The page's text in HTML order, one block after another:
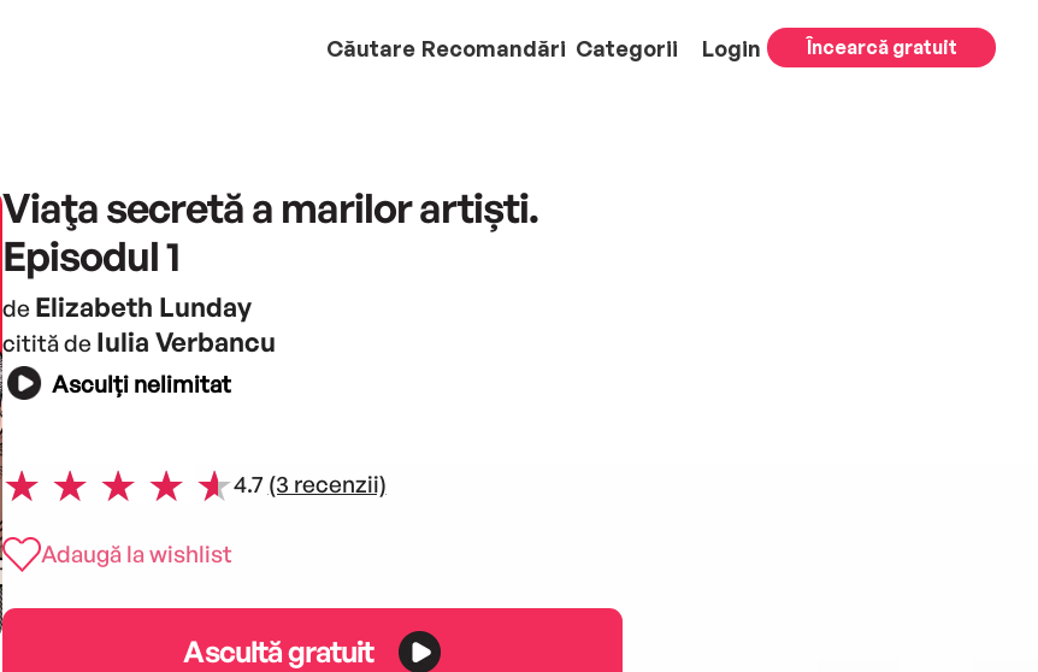
Căutare Recomandări Categorii Login Încearcă gratuit
Viaţa secretă a marilor artiști.
Episodul 1
de Elizabeth Lunday
citită de Iulia Verbancu
Asculți nelimitat
4.7 (3 recenzii)
Adaugă la wishlist
Ascultă gratuit